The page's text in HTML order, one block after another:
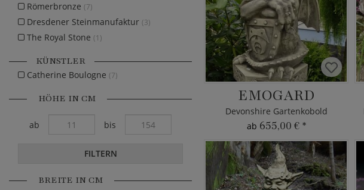
EMOGARD
Devonshire Gartenkobold
ab 655,00 € *
Römerbronze (7)
Dresdener Steinmanufaktur (3)
The Royal Stone (1)
KÜNSTLER
Catherine Boulogne (7)
HÖHE IN CM
ab bis
FILTERN
BREITE IN CM